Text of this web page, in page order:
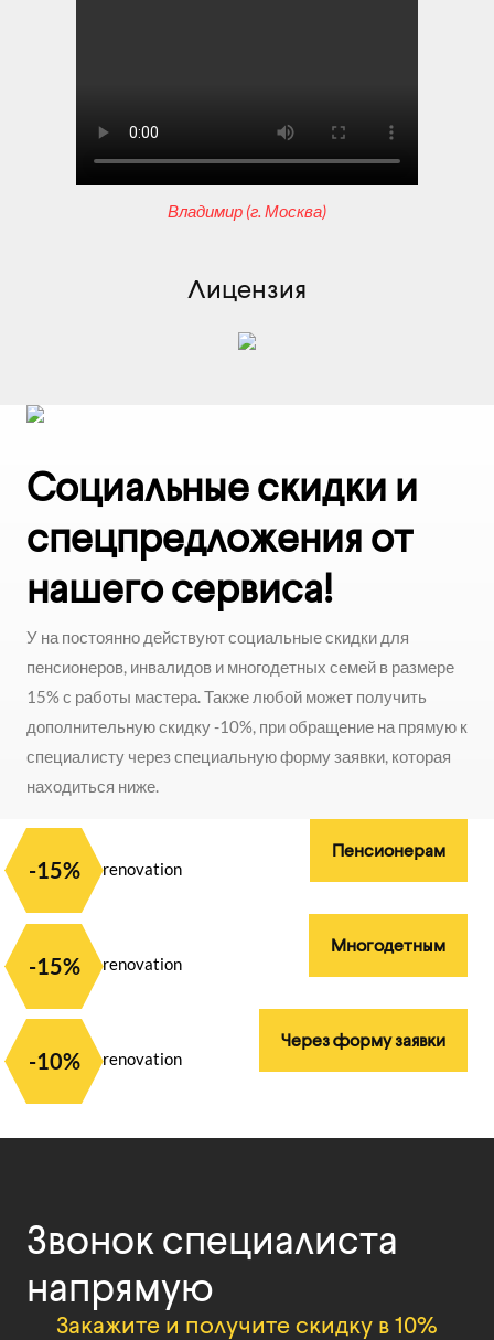
Владимир (г. Москва)
Лицензия
Социальные скидки и
спецпредложения от
нашего сервиса!
У на постоянно действуют социальные скидки для
пенсионеров, инвалидов и многодетных семей в размере
15% с работы мастера. Также любой может получить
дополнительную скидку -10%, при обращение на прямую к
специалисту через специальную форму заявки, которая
находиться ниже.
-15%
Пенсионерам
-15%
Многодетным
-10%
Через форму заявки
Звонок специалиста
напрямую
Закажите и получите скидку в 10%